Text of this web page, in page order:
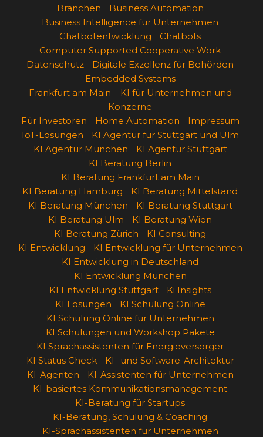
Branchen
Business Automation
Business Intelligence für Unternehmen
Chatbotentwicklung
Chatbots
Computer Supported Cooperative Work
Datenschutz
Digitale Exzellenz für Behörden
Embedded Systems
Frankfurt am Main – KI für Unternehmen und
Konzerne
Für Investoren
Home Automation
Impressum
IoT-Lösungen
KI Agentur für Stuttgart und Ulm
KI Agentur München
KI Agentur Stuttgart
KI Beratung Berlin
KI Beratung Frankfurt am Main
KI Beratung Hamburg
KI Beratung Mittelstand
KI Beratung München
KI Beratung Stuttgart
KI Beratung Ulm
KI Beratung Wien
KI Beratung Zürich
KI Consulting
KI Entwicklung
KI Entwicklung für Unternehmen
KI Entwicklung in Deutschland
KI Entwicklung München
KI Entwicklung Stuttgart
Ki Insights
KI Lösungen
KI Schulung Online
KI Schulung Online für Unternehmen
KI Schulungen und Workshop Pakete
KI Sprachassistenten für Energieversorger
KI Status Check
KI- und Software-Architektur
KI-Agenten
KI-Assistenten für Unternehmen
KI-basiertes Kommunikationsmanagement
KI-Beratung für Startups
KI-Beratung, Schulung & Coaching
KI-Sprachassistenten für Unternehmen